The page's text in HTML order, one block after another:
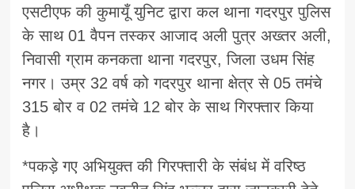
एसटीएफ की कुमायूँ युनिट द्वारा कल थाना गदरपुर पुलिस
के साथ 01 वैपन तस्कर आजाद अली पुत्र अख्तर अली,
निवासी ग्राम कनकता थाना गदरपुर, जिला उधम सिंह
नगर। उम्र 32 वर्ष को गदरपुर थाना क्षेत्र से 05 तमंचे
315 बोर व 02 तमंचे 12 बोर के साथ गिरफ्तार किया
है।
*पकड़े गए अभियुक्त की गिरफ्तारी के संबंध में वरिष्ठ